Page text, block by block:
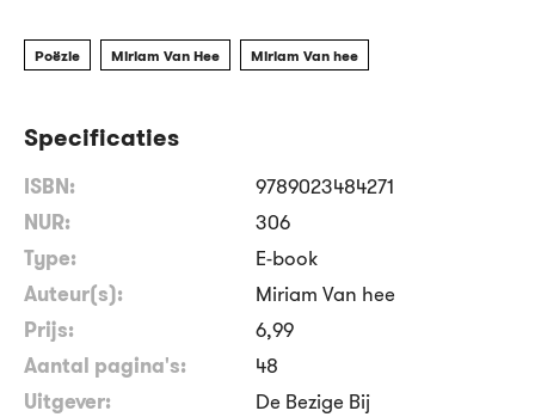
Poëzie Miriam Van Hee Miriam Van hee
Specificaties
ISBN:
9789023484271
NUR:
306
Type:
E-book
Auteur(s):
Miriam Van hee
Prijs:
6,99
Aantal pagina's:
48
Uitgever:
De Bezige Bij